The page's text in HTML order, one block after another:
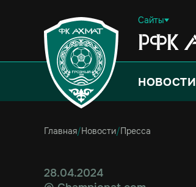
Сайты
НОВОСТИ
Главная/Новости/Пресса
28.04.2024